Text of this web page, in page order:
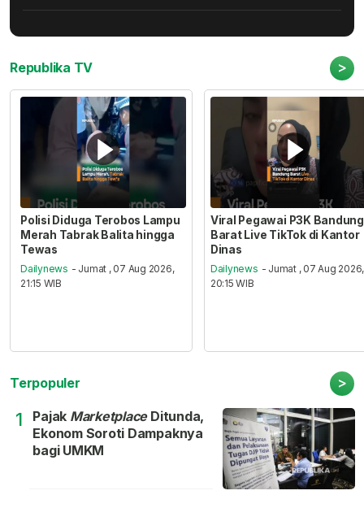
Republika TV >
Polisi Diduga Terobos Lampu
Merah Tabrak Balita hingga
Tewas
Dailynews - Jumat , 07 Aug 2026,
21:15 WIB
Viral Pegawai P3K Bandung
Barat Live TikTok di Kantor
Dinas
Dailynews - Jumat , 07 Aug 2026,
20:15 WIB
Terpopuler >
1 Pajak MarketplaceDitunda,
Ekonom Soroti Dampaknya
bagi UMKM